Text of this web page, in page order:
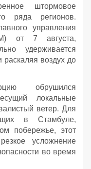
штормовое
ряда регионов.
управления
от 7 августа,
удерживается
воздух до
обрушился
локальные
ветер. Для
в Стамбуле,
побережье, этот
усложнение
во время